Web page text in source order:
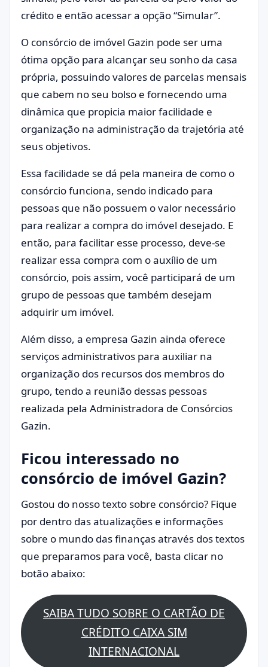
crédito e então acessar a opção “Simular”.
O consórcio de imóvel Gazin pode ser uma
ótima opção para alcançar seu sonho da casa
própria, possuindo valores de parcelas mensais
que cabem no seu bolso e fornecendo uma
dinâmica que propicia maior facilidade e
organização na administração da trajetória até
seus objetivos.
Essa facilidade se dá pela maneira de como o
consórcio funciona, sendo indicado para
pessoas que não possuem o valor necessário
para realizar a compra do imóvel desejado. E
então, para facilitar esse processo, deve-se
realizar essa compra com o auxílio de um
consórcio, pois assim, você participará de um
grupo de pessoas que também desejam
adquirir um imóvel.
Além disso, a empresa Gazin ainda oferece
serviços administrativos para auxiliar na
organização dos recursos dos membros do
grupo, tendo a reunião dessas pessoas
realizada pela Administradora de Consórcios
Gazin.
Ficou interessado no
consórcio de imóvel Gazin?
Gostou do nosso texto sobre consórcio? Fique
por dentro das atualizações e informações
sobre o mundo das finanças através dos textos
que preparamos para você, basta clicar no
botão abaixo:
SAIBA TUDO SOBRE O CARTÃO DE
CRÉDITO CAIXA SIM
INTERNACIONAL